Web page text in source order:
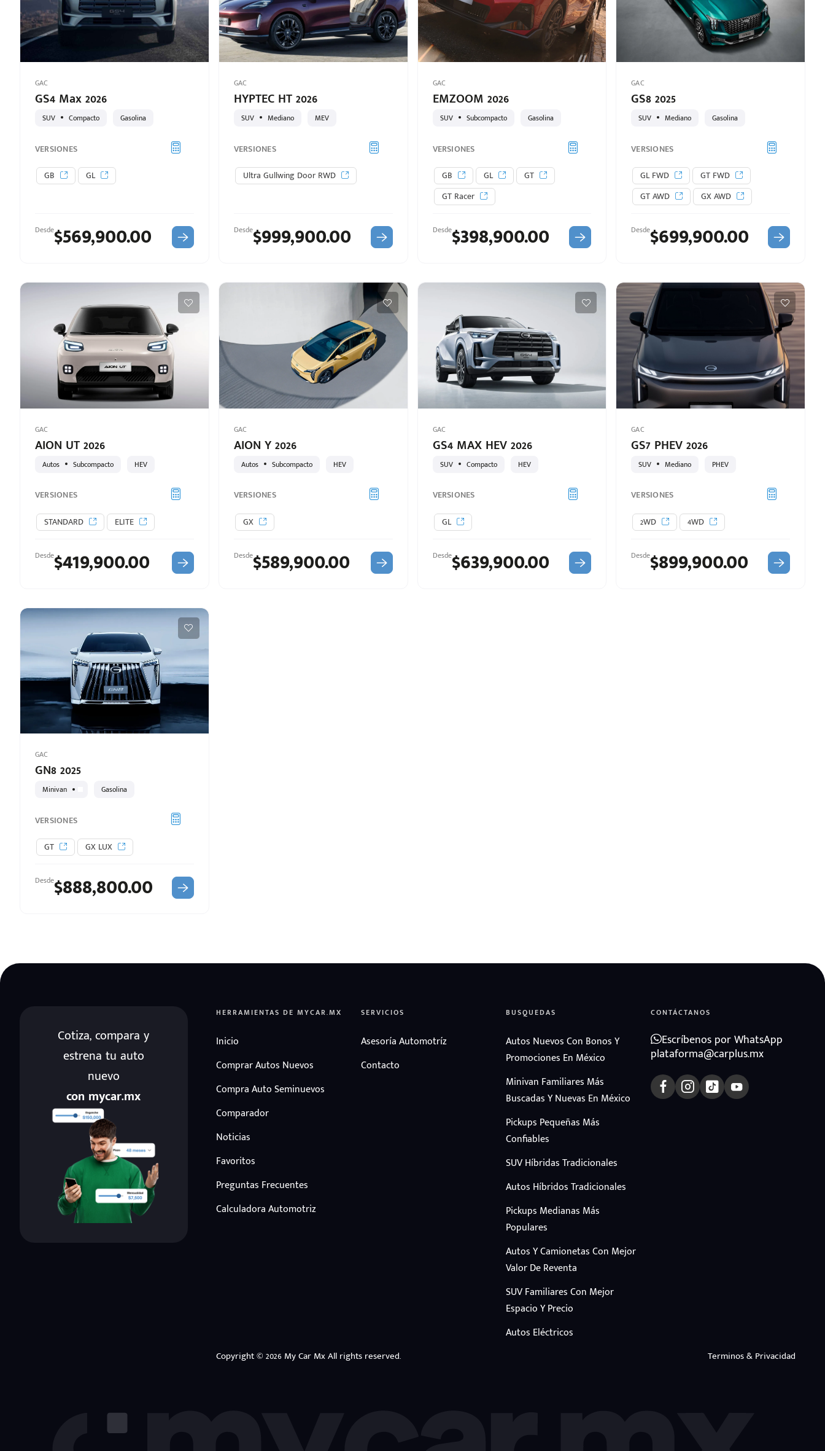
GS4 Max 2026
GAC
SUV Compacto Gasolina
VERSIONES
GB
GL
$569,900.00
Desde
HYPTEC HT 2026
GAC
SUV Mediano MEV
VERSIONES
Ultra Gullwing Door RWD
$999,900.00
Desde
EMZOOM 2026
GAC
SUV Subcompacto Gasolina
VERSIONES
GB
GL
GT
GT Racer
$398,900.00
Desde
GS8 2025
GAC
SUV Mediano Gasolina
VERSIONES
GL FWD
GT FWD
GT AWD
GX AWD
$699,900.00
Desde
AION UT 2026
GAC
Autos Subcompacto HEV
VERSIONES
STANDARD
ELITE
$419,900.00
Desde
AION Y 2026
GAC
Autos Subcompacto HEV
VERSIONES
GX
$589,900.00
Desde
GS4 MAX HEV 2026
GAC
SUV Compacto HEV
VERSIONES
GL
$639,900.00
Desde
GS7 PHEV 2026
GAC
SUV Mediano PHEV
VERSIONES
2WD
4WD
$899,900.00
Desde
GN8 2025
GAC
Minivan Gasolina
VERSIONES
GT
GX LUX
$888,800.00
Desde
Cotiza, compara y
estrena tu auto
nuevo
con mycar.mx
HERRAMIENTAS DE MYCAR.MX
Inicio
Comprar Autos Nuevos
Compra Auto Seminuevos
Comparador
Noticias
Favoritos
Preguntas Frecuentes
Calculadora Automotriz
SERVICIOS
Asesoría Automotríz
Contacto
BUSQUEDAS
Autos Nuevos Con Bonos Y
Promociones En México
Minivan Familiares Más
Buscadas Y Nuevas En México
Pickups Pequeñas Más
Confiables
SUV Híbridas Tradicionales
Autos Híbridos Tradicionales
Pickups Medianas Más
Populares
Autos Y Camionetas Con Mejor
Valor De Reventa
SUV Familiares Con Mejor
Espacio Y Precio
Autos Eléctricos
CONTÁCTANOS
Escríbenos por WhatsApp
plataforma@carplus.mx
Copyright © 2026 My Car Mx All rights reserved. Terminos & Privacidad